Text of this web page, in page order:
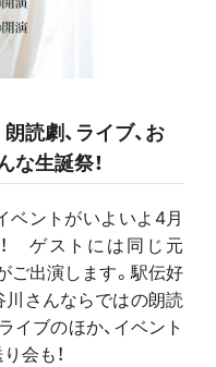
読劇、ライブ、お
な生誕祭！
ベントがいよいよ4月
ゲストには同じ元
ご出演します。駅伝好
さんならではの朗読
イブのほか、イベント
会も！